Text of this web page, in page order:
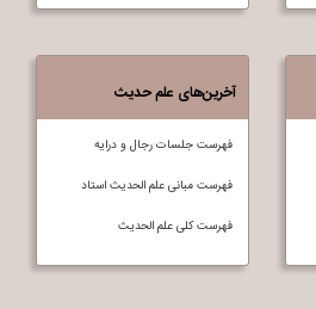
آخرین‌های علم حدیث
فهرست جلسات رجال و درایه
فهرست مبانی علم الحدیث استاد
فهرست کلی علم الحديث